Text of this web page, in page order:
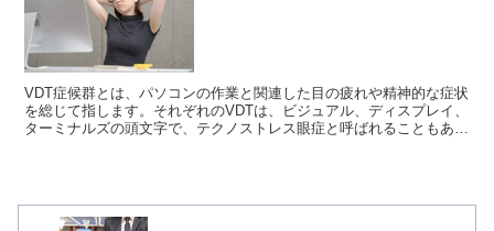
VDT症候群とは、パソコンの作業と関連した目の疲れや精神的な症状
を総じて指します。それぞれのVDTは、ビジュアル、ディスプレイ、
ターミナルズの頭文字で、テクノストレス眼症と呼ばれることもあり